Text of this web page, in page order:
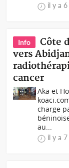
il y a 6
Info
Côte
vers
cancer
Aka et
charge
au...
il y a 7